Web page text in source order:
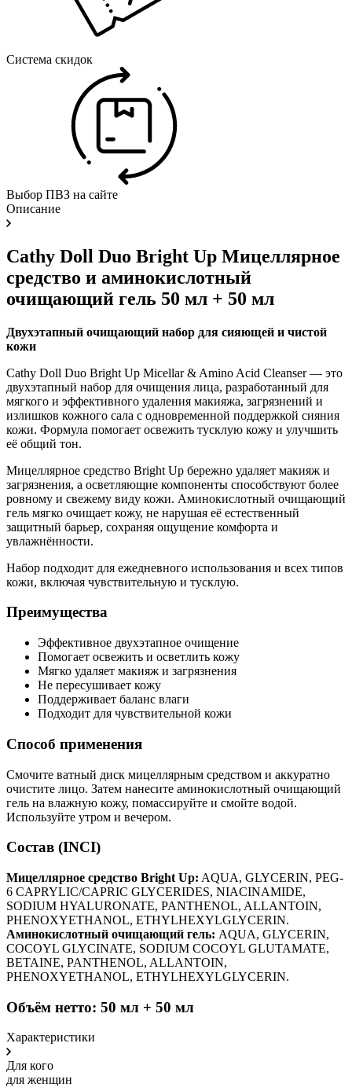
Система скидок
Выбор ПВЗ на сайте
Описание
Cathy Doll Duo Bright Up Мицеллярное
средство и аминокислотный
очищающий гель 50 мл + 50 мл
Двухэтапный очищающий набор для сияющей и чистой
кожи
Cathy Doll Duo Bright Up Micellar & Amino Acid Cleanser — это
двухэтапный набор для очищения лица, разработанный для
мягкого и эффективного удаления макияжа, загрязнений и
излишков кожного сала с одновременной поддержкой сияния
кожи. Формула помогает освежить тусклую кожу и улучшить
её общий тон.
Мицеллярное средство Bright Up бережно удаляет макияж и
загрязнения, а осветляющие компоненты способствуют более
ровному и свежему виду кожи. Аминокислотный очищающий
гель мягко очищает кожу, не нарушая её естественный
защитный барьер, сохраняя ощущение комфорта и
увлажнённости.
Набор подходит для ежедневного использования и всех типов
кожи, включая чувствительную и тусклую.
Преимущества
Эффективное двухэтапное очищение
Помогает освежить и осветлить кожу
Мягко удаляет макияж и загрязнения
Не пересушивает кожу
Поддерживает баланс влаги
Подходит для чувствительной кожи
Способ применения
Смочите ватный диск мицеллярным средством и аккуратно
очистите лицо. Затем нанесите аминокислотный очищающий
гель на влажную кожу, помассируйте и смойте водой.
Используйте утром и вечером.
Состав (INCI)
Мицеллярное средство Bright Up: AQUA, GLYCERIN, PEG-
6 CAPRYLIC/CAPRIC GLYCERIDES, NIACINAMIDE,
SODIUM HYALURONATE, PANTHENOL, ALLANTOIN,
PHENOXYETHANOL, ETHYLHEXYLGLYCERIN.
Аминокислотный очищающий гель: AQUA, GLYCERIN,
COCOYL GLYCINATE, SODIUM COCOYL GLUTAMATE,
BETAINE, PANTHENOL, ALLANTOIN,
PHENOXYETHANOL, ETHYLHEXYLGLYCERIN.
Объём нетто: 50 мл + 50 мл
Характеристики
Для кого
для женщин